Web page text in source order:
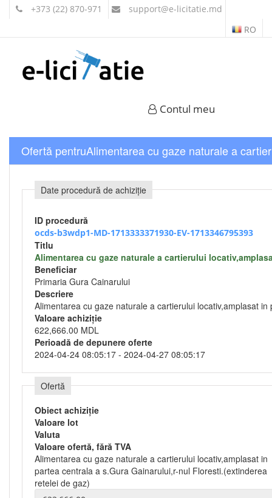
+373 (22) 870-971 support@e-licitatie.md
RO
Contul meu
Ofertă pentruAlimentarea cu gaze naturale a
Date procedură de achiziție
ID procedură
ocds-b3wdp1-MD-1713333371930-EV-1713346795393
Titlu
Alimentarea cu gaze naturale a cartierului
Beneficiar
Primaria Gura Cainarului
Descriere
Alimentarea cu gaze naturale a cartierului locativ,amplasat
Valoare achiziție
622,666.00 MDL
Perioadă de depunere oferte
2024-04-24 08:05:17 - 2024-04-27 08:05:17
Ofertă
Obiect achiziție
Valoare lot
Valuta
Valoare ofertă, fără TVA
Alimentarea cu gaze naturale a cartierului locativ,amplasat in
partea centrala a s.Gura Gainarului,r-nul Floresti.(extinderea
retelei de gaz)